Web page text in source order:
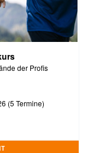
der Profis
(5 Termine)